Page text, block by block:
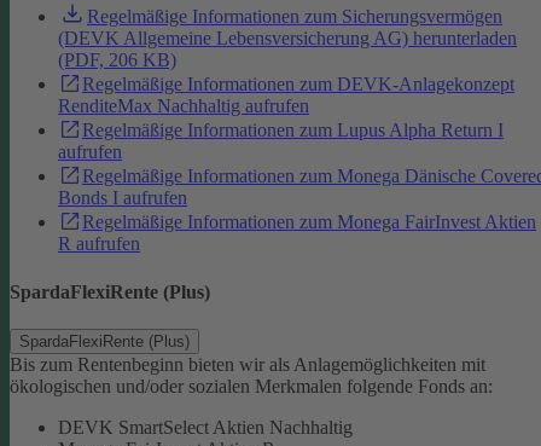
Regelmäßige Informationen zum Sicherungsvermögen
(DEVK Allgemeine Lebensversicherung AG) herunterladen
(PDF, 206 KB)
Regelmäßige Informationen zum DEVK-Anlagekonzept
RenditeMax Nachhaltig aufrufen
Regelmäßige Informationen zum Lupus Alpha Return I
aufrufen
Regelmäßige Informationen zum Monega Dänische
Bonds I aufrufen
Regelmäßige Informationen zum Monega FairInvest Aktien
R aufrufen
SpardaFlexiRente (Plus)
SpardaFlexiRente (Plus)
Bis zum Rentenbeginn bieten wir als Anlagemöglichkeiten mit
ökologischen und/oder sozialen Merkmalen folgende Fonds an:
DEVK SmartSelect Aktien Nachhaltig